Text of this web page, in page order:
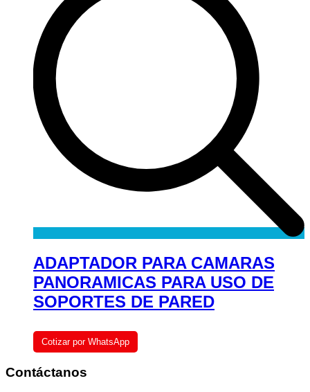
ADAPTADOR PARA CAMARAS
PANORAMICAS PARA USO DE
SOPORTES DE PARED
Cotizar por WhatsApp
Contáctanos